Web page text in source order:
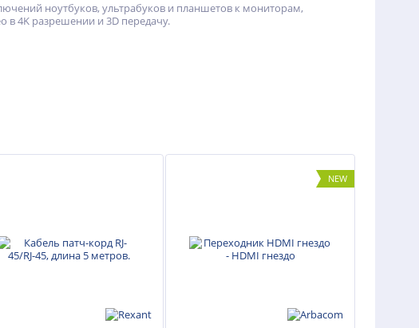
ноутбуков, ультрабуков и планшетов к мониторам,
в 4K разрешении и 3D передачу.
NEW